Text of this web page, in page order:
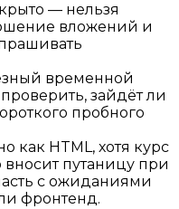
— нельзя
вложений и
временной
зайдёт ли
пробного
как HTML, хотя курс
путаницу при
с ожиданиями
фронтенд.